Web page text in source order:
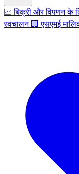
📈 बिक्री और विपणन के
स्वचालन 🏢 एसएमई